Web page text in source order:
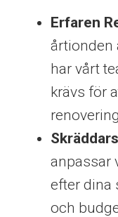
Erfaren
årtionden
har vårt
krävs för
anpassar
efter dina
och